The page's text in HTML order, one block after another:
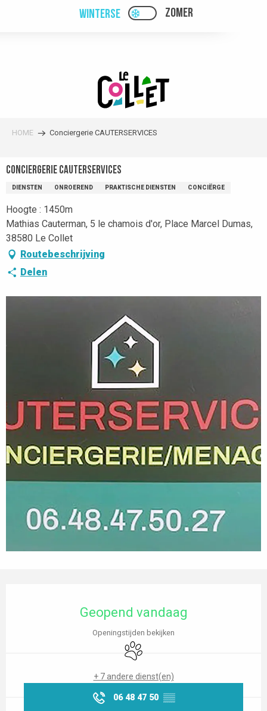
PAGE D’ACCUEIL ACTUELLE HIVER :
WINTERSE PAGE D’ACCUEIL
ZOMER
HOME Conciergerie CAUTERSERVICES
Conciergerie CAUTERSERVICES
DIENSTEN ONROEREND PRAKTISCHE DIENSTEN CONCIËRGE
Hoogte : 1450m
Mathias Cauterman, 5 le chamois d'or, Place Marcel Dumas,
38580 Le Collet
Routebeschrijving
Delen
Geopend vandaag
Openingstijden bekijken
Dieren toegelaten
+ 7 andere dienst(en)
06 48 47 50 ▒▒